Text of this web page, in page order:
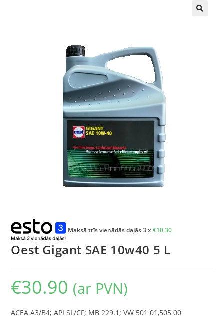
Maksā trīs vienādās daļās 3 x€10.30
Oest Gigant SAE 10w40 5 L
€30.90 (ar PVN)
ACEA A3/B4; API SL/CF; MB 229.1; VW 501 01,505 00